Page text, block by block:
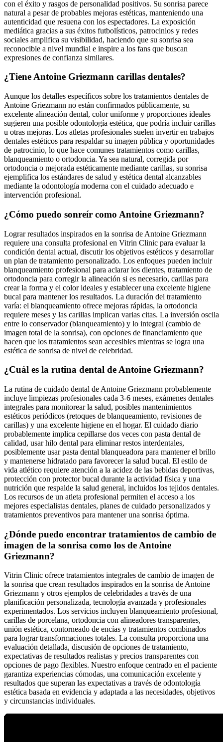
con el éxito y rasgos de personalidad positivos. Su sonrisa parece
natural a pesar de probables mejoras estéticas, manteniendo una
autenticidad que resuena con los espectadores. La exposición
mediática gracias a sus éxitos futbolísticos, patrocinios y redes
sociales amplifica su visibilidad, haciendo que su sonrisa sea
reconocible a nivel mundial e inspire a los fans que buscan
expresiones de confianza similares.
¿Tiene Antoine Griezmann carillas dentales?
Aunque los detalles específicos sobre los tratamientos dentales de
Antoine Griezmann no están confirmados públicamente, su
excelente alineación dental, color uniforme y proporciones ideales
sugieren una posible odontología estética, que podría incluir carillas
u otras mejoras. Los atletas profesionales suelen invertir en trabajos
dentales estéticos para respaldar su imagen pública y oportunidades
de patrocinio, lo que hace comunes tratamientos como carillas,
blanqueamiento o ortodoncia. Ya sea natural, corregida por
ortodoncia o mejorada estéticamente mediante carillas, su sonrisa
ejemplifica los estándares de salud y estética dental alcanzables
mediante la odontología moderna con el cuidado adecuado e
intervención profesional.
¿Cómo puedo sonreír como Antoine Griezmann?
Lograr resultados inspirados en la sonrisa de Antoine Griezmann
requiere una consulta profesional en Vitrin Clinic para evaluar la
condición dental actual, discutir los objetivos estéticos y desarrollar
un plan de tratamiento personalizado. Los enfoques pueden incluir
blanqueamiento profesional para aclarar los dientes, tratamiento de
ortodoncia para corregir la alineación si es necesario, carillas para
crear la forma y el color ideales y establecer una excelente higiene
bucal para mantener los resultados. La duración del tratamiento
varía: el blanqueamiento ofrece mejoras rápidas, la ortodoncia
requiere meses y las carillas implican varias citas. La inversión oscila
entre lo conservador (blanqueamiento) y lo integral (cambio de
imagen total de la sonrisa), con opciones de financiamiento que
hacen que los tratamientos sean accesibles mientras se logra una
estética de sonrisa de nivel de celebridad.
¿Cuál es la rutina dental de Antoine Griezmann?
La rutina de cuidado dental de Antoine Griezmann probablemente
incluye limpiezas profesionales cada 3-6 meses, exámenes dentales
integrales para monitorear la salud, posibles mantenimientos
estéticos periódicos (retoques de blanqueamiento, revisiones de
carillas) y una excelente higiene en el hogar. El cuidado diario
probablemente implica cepillarse dos veces con pasta dental de
calidad, usar hilo dental para eliminar restos interdentales,
posiblemente usar pasta dental blanqueadora para mantener el brillo
y mantenerse hidratado para favorecer la salud bucal. El estilo de
vida atlético requiere atención a la acidez de las bebidas deportivas,
protección con protector bucal durante la actividad física y una
nutrición que respalde la salud general, incluidos los tejidos dentales.
Los recursos de un atleta profesional permiten el acceso a los
mejores especialistas dentales, planes de cuidado personalizados y
tratamientos preventivos para mantener una sonrisa óptima.
¿Dónde puedo encontrar tratamientos de cambio de
imagen de la sonrisa como los de Antoine
Griezmann?
Vitrin Clinic ofrece tratamientos integrales de cambio de imagen de
la sonrisa que crean resultados inspirados en la sonrisa de Antoine
Griezmann y otros ejemplos de celebridades a través de una
planificación personalizada, tecnología avanzada y profesionales
experimentados. Los servicios incluyen blanqueamiento profesional,
carillas de porcelana, ortodoncia con alineadores transparentes,
unión estética, contorneado de encías y tratamientos combinados
para lograr transformaciones totales. La consulta proporciona una
evaluación detallada, discusión de opciones de tratamiento,
expectativas de resultados realistas y precios transparentes con
opciones de pago flexibles. Nuestro enfoque centrado en el paciente
garantiza experiencias cómodas, una comunicación excelente y
resultados que superan las expectativas a través de odontología
estética basada en evidencia y adaptada a las necesidades, objetivos
y circunstancias individuales.